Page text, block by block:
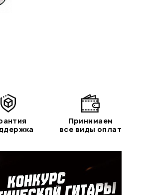
Принимаем
все виды оплат